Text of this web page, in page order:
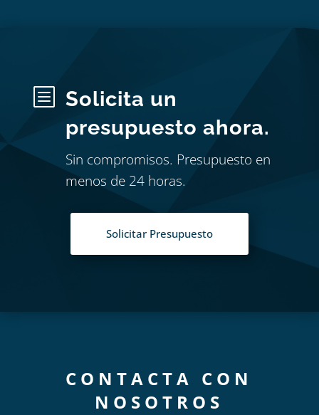
b
Solicita un
presupuesto ahora.
Sin compromisos. Presupuesto en
menos de 24 horas.
Solicitar Presupuesto
CONTACTA CON
NOSOTROS